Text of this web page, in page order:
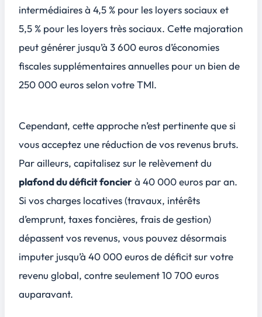
intermédiaires à 4,5 % pour les loyers sociaux et
5,5 % pour les loyers très sociaux. Cette majoration
peut générer jusqu’à 3 600 euros d’économies
fiscales supplémentaires annuelles pour un bien de
250 000 euros selon votre TMI.
Cependant, cette approche n’est pertinente que si
vous acceptez une réduction de vos revenus bruts.
Par ailleurs, capitalisez sur le relèvement du
plafond du déficit foncierà 40 000 euros par an.
Si vos charges locatives (travaux, intérêts
d’emprunt, taxes foncières, frais de gestion)
dépassent vos revenus, vous pouvez désormais
imputer jusqu’à 40 000 euros de déficit sur votre
revenu global, contre seulement 10 700 euros
auparavant.